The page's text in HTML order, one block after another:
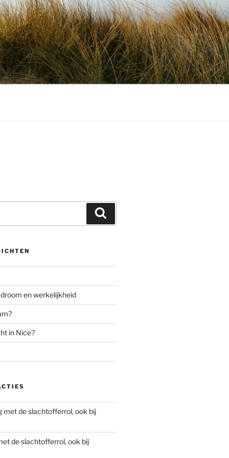
en werkelijkheid
in Nice?
met de slachtofferrol, ook bij
de slachtofferrol, ook bij